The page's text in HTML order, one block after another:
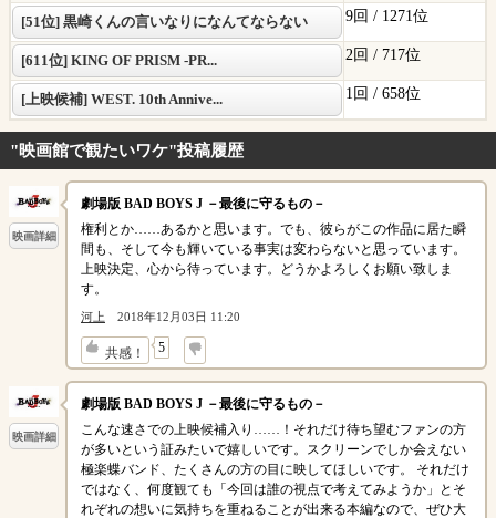
[51位] 黒崎くんの言いなりになんてならない 9回 / 1271位
[611位] KING OF PRISM -PR... 2回 / 717位
[上映候補] WEST. 10th Annive... 1回 / 658位
"映画館で観たいワケ"投稿履歴
映画詳細
劇場版 BAD BOYS J －最後に守るもの－
権利とか……あるかと思います。でも、彼らがこの作品に居た瞬
間も、そして今も輝いている事実は変わらないと思っています。
上映決定、心から待っています。どうかよろしくお願い致しま
す。
河上 2018年12月03日 11:20
共感！ 5
↓
映画詳細
劇場版 BAD BOYS J －最後に守るもの－
こんな速さでの上映候補入り……！それだけ待ち望むファンの方
が多いという証みたいで嬉しいです。スクリーンでしか会えない
極楽蝶バンド、たくさんの方の目に映してほしいです。 それだけ
ではなく、何度観ても「今回は誰の視点で考えてみようか」とそ
れぞれの想いに気持ちを重ねることが出来る本編なので、ぜひ大